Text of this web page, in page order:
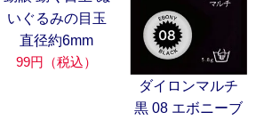
いぐるみの目玉
直径約6mm
99円（税込）
ダイロンマルチ
黒 08 エボニーブ